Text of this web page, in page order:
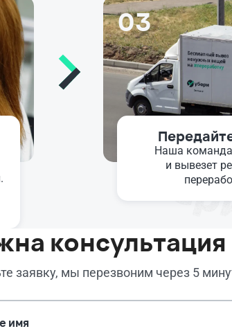
03
Наша команда
и вывезет
консультация
заявку, мы перезвоним через 5
имя